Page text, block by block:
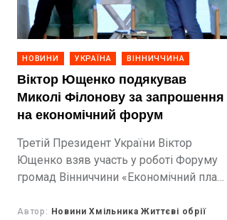
НОВИНИ УКРАЇНА ВІННИЧЧИНА
Віктор Ющенко подякував
Миколі Філонову за запрошення
на економічний форум
Третій Президент України Віктор
Ющенко взяв участь у роботі Форуму
громад Вінниччини «Економічний план
Вінниці. Організатори заходу - ГО "Ми-
Автор: Новини Хмільника Життєві обрії